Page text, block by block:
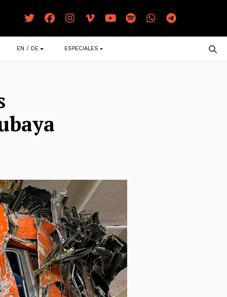
EN / DE ESPECIALES